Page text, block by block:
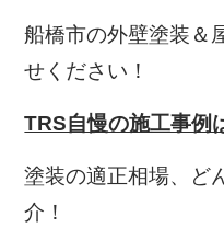
船橋市の外壁塗装＆
せください！
TRS自慢の施工事例
塗装の適正相場、ど
介！